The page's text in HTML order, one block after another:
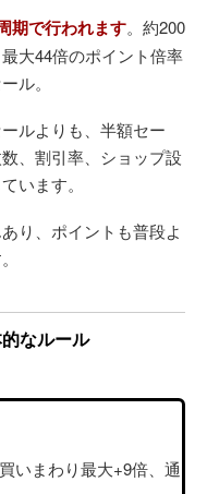
期で行われます。約200
大44倍のポイント倍率
ル。
ルよりも、半額セー
、割引率、ショップ設
います。
り、ポイントも普段よ
なルール
いまわり最大+9倍、通